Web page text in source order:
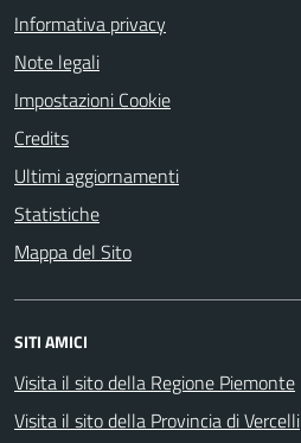
Informativa privacy
Note legali
Impostazioni Cookie
Credits
Ultimi aggiornamenti
Statistiche
Mappa del Sito
SITI AMICI
Visita il sito della Regione Piemonte
Visita il sito della Provincia di Vercelli